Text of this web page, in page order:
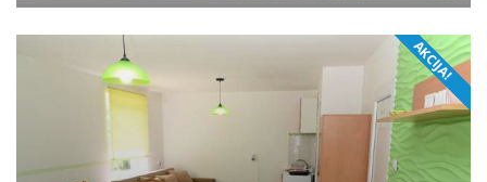
NOVO!
AKCIJA!